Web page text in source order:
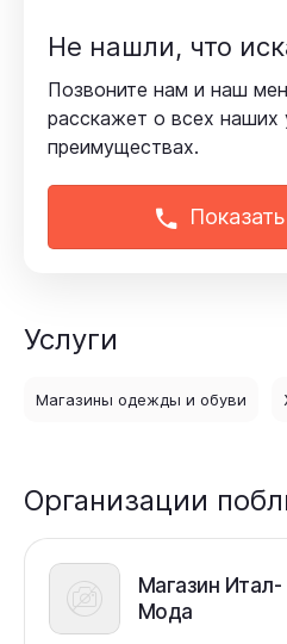
Не нашли, что
Позвоните нам и наш
расскажет о всех наших
преимуществах.
Услуги
Магазины одежды и обуви
Организации
Магазин Итал-
Мода